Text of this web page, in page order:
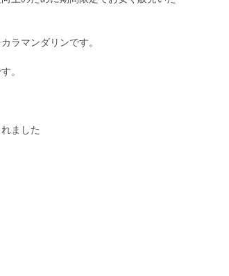
ラマンダリンです。
。
ました